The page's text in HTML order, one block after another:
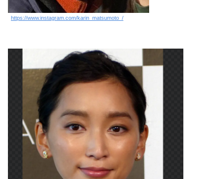
https://www.instagram.com/karin_matsumoto_/